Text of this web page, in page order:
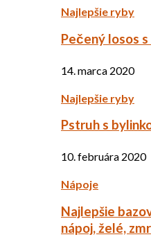
Najlepšie ryby
Pečený losos
14. marca 2020
Najlepšie ryby
Pstruh s
10. februára 2020
Nápoje
Najlepšie
nápoj, želé,